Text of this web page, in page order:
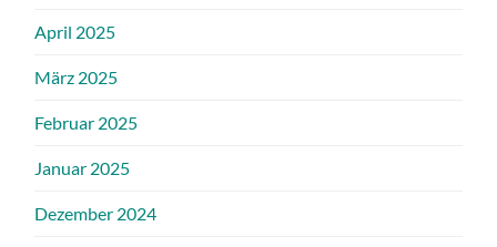
April 2025
März 2025
Februar 2025
Januar 2025
Dezember 2024